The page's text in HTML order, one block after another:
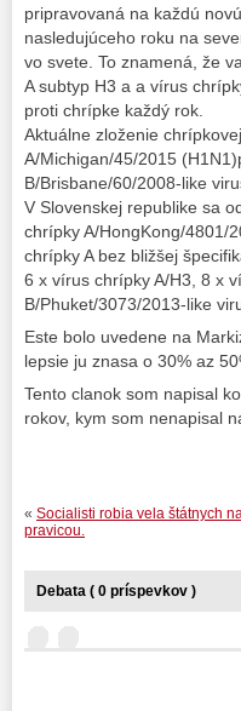
pripravovaná na každú
nasledujúceho roku na
vo svete. To znamená, že
A subtyp H3 a a vírus
proti chrípke každý rok.
Aktuálne zloženie
A/Michigan/45/2015
B/Brisbane/60/2008-like
V Slovenskej republike sa
chrípky A/HongKong/4801/
chrípky A bez bližšej
6 x vírus chrípky A/H3, 8 x
B/Phuket/3073/2013-like
Este bolo uvedene na
lepsie ju znasa o 30% az
Tento clanok som napisal
rokov, kym som nenapisal
« Socialisti robia vela štátnych
pravicou.
Debata ( 0 príspevkov )